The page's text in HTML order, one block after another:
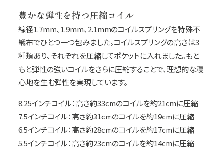
豊かな弾性を持つ圧縮コイル
線径1.7mm、1.9mm、2.1mmのコイルスプリングを特殊不
織布でひとつ一つ包みました。コイルスプリングの高さは3
種類あり、それぞれを圧縮してポケットに入れました。もと
もと弾性の強いコイルをさらに圧縮することで、理想的な寝
心地を生む弾性を実現しています。
8.25インチコイル：高さ約33cmのコイルを約21cmに圧縮
7.5インチコイル：高さ約31cmのコイルを約19cmに圧縮
6.5インチコイル：高さ約28cmのコイルを約17cmに圧縮
5.5インチコイル：高さ約23cmのコイルを約14cmに圧縮